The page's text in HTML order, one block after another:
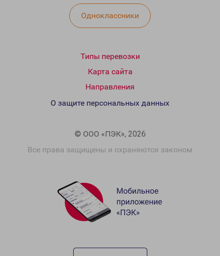
Одноклассники
Типы перевозки
Карта сайта
Направления
© ООО «ПЭК», 2026
Все права защищены и охраняются законом
О защите персональных данных